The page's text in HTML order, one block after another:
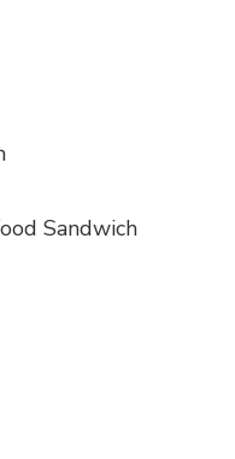
Sandwich